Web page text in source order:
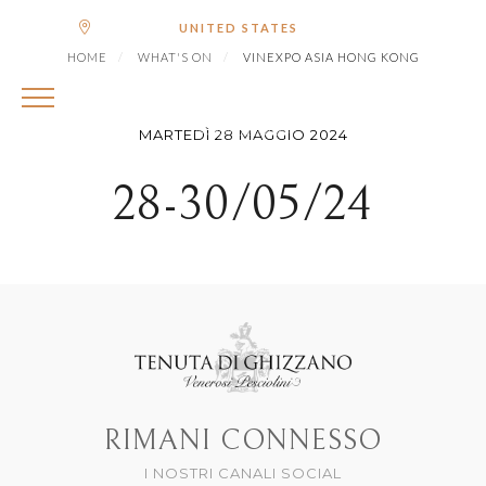
UNITED STATES
VINEXPO ASIA HONG
HOME WHAT'S ON VINEXPO ASIA HONG KONG
MARTEDÌ 28 MAGGIO 2024
28-30/05/24
RIMANI CONNESSO
I NOSTRI CANALI SOCIAL